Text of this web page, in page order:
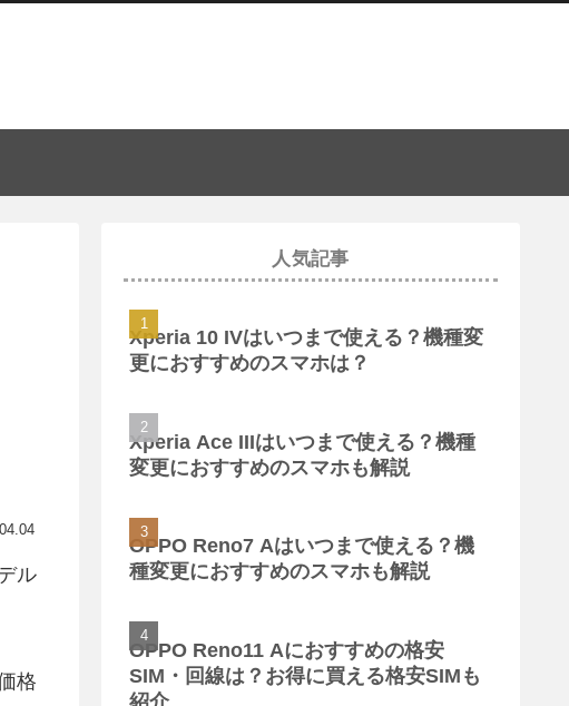
ル
格
人気記事
Xperia 10 IVはいつまで使える？機種変
更におすすめのスマホは？
Xperia Ace IIIはいつまで使える？機種
変更におすすめのスマホも解説
OPPO Reno7 Aはいつまで使える？機
種変更におすすめのスマホも解説
OPPO Reno11 Aにおすすめの格安
SIM・回線は？お得に買える格安SIMも
紹介